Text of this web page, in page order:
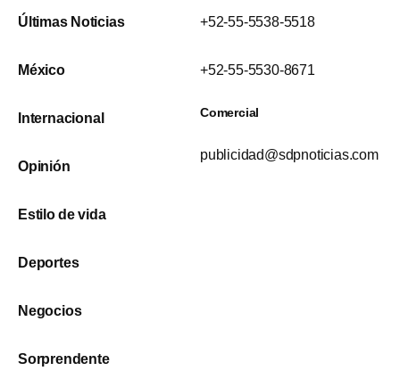
Últimas Noticias
México
Internacional
Opinión
Estilo de vida
Deportes
Negocios
Sorprendente
+52-55-5538-5518
+52-55-5530-8671
Comercial
publicidad@sdpnoticias.com